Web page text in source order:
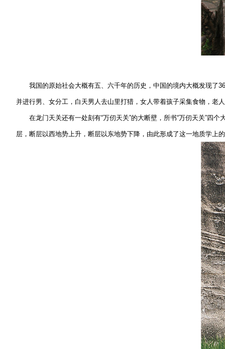
我国的原始社会大概有五、六千年的历史，中国的境内大概发现了
并进行男、女分工，白天男人去山里打猎，女人带着孩子采集食物，老
在龙门天关还有一处刻有“万仞天关”的大断壁，所书“万仞天关”四个
层，断层以西地势上升，断层以东地势下降，由此形成了这一地质学上